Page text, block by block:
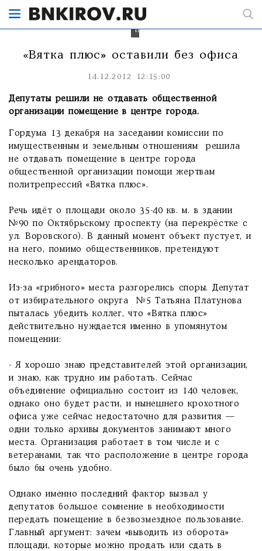
Октябрьскому
проспекту,90.
«Вятка плюс» оставили без офиса
14.12.2012 12:15:00
Депутаты решили не отдавать общественной
организации помещение в центре города.
Гордума 13 декабря на заседании комиссии по
имущественным и земельным отношениям решила
не отдавать помещение в центре города
общественной организации помощи жертвам
политрепрессий «Вятка плюс».
Речь идёт о площади около 35-40 кв. м. в здании
№90 по Октябрьскому проспекту (на перекрёстке с
ул. Воровского). В данный момент объект пустует, и
на него, помимо общественников, претендуют
несколько арендаторов.
Из-за «грибного» места разгорелись споры. Депутат
от избирательного округа №5 Татьяна Платунова
пыталась убедить коллег, что «Вятка плюс»
действительно нуждается именно в упомянутом
помещении:
- Я хорошо знаю представителей этой организации,
и знаю, как трудно им работать. Сейчас
объединение официально состоит из 140 человек,
однако оно будет расти, и нынешнего крохотного
офиса уже сейчас недостаточно для развития —
одни только архивы документов занимают много
места. Организация работает в том числе и с
ветеранами, так что расположение в центре города
было бы очень удобно.
Однако именно последний фактор вызвал у
депутатов большое сомнение в необходимости
передать помещение в безвозмездное пользование.
Главный аргумент: зачем «выводить из оборота»
площади, которые можно продать или сдать в